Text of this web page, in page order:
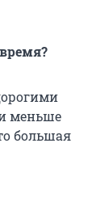
меньше
большая